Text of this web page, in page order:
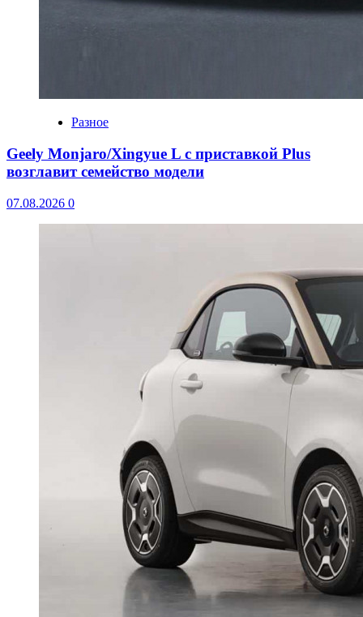
Разное
Geely Monjaro/Xingyue L с приставкой Plus
возглавит семейство модели
07.08.2026 0